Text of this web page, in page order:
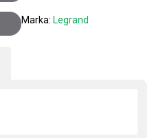
Marka: Legrand